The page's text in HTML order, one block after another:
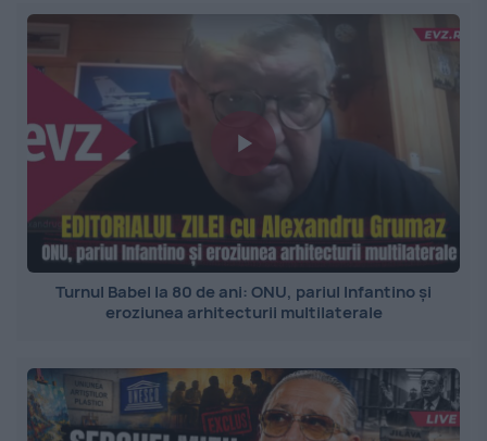
Turnul Babel la 80 de ani: ONU, pariul Infantino și
eroziunea arhitecturii multilaterale